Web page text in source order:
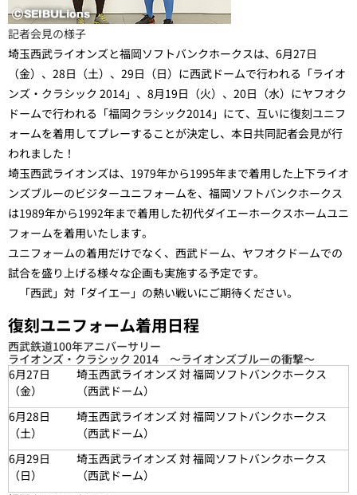
記者会見の様子
埼玉西武ライオンズと福岡ソフトバンクホークスは、6月27日
（金）、28日（土）、29日（日）に西武ドームで行われる「ライオ
ンズ・クラシック 2014」、8月19日（火）、20日（水）にヤフオク
ドームで行われる「福岡クラシック2014」にて、互いに復刻ユニフ
ォームを着用してプレーすることが決定し、本日共同記者会見が行
われました！
埼玉西武ライオンズは、1979年から1995年まで着用した上下ライオ
ンズブルーのビジターユニフォームを、福岡ソフトバンクホークス
は1989年から1992年まで着用した初代ダイエーホークスホームユニ
フォームを着用いたします。
ユニフォームの着用だけでなく、西武ドーム、ヤフオクドームでの
試合を盛り上げる様々な企画も実施する予定です。
「西武」対「ダイエー」の熱い戦いにご期待ください。
復刻ユニフォーム着用日程
西武鉄道100年アニバーサリー
ライオンズ・クラシック 2014 ～ライオンズブルーの衝撃～
6月27日
（金）
埼玉西武ライオンズ 対 福岡ソフトバンクホークス
（西武ドーム）
6月28日
（土）
埼玉西武ライオンズ 対 福岡ソフトバンクホークス
（西武ドーム）
6月29日
（日）
埼玉西武ライオンズ 対 福岡ソフトバンクホークス
（西武ドーム）